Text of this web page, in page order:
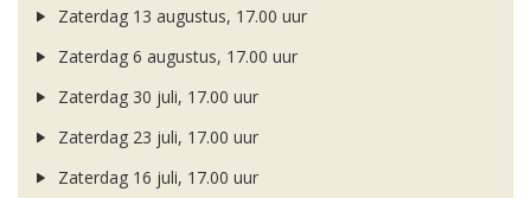
Zaterdag 13 augustus, 17.00 uur
Zaterdag 6 augustus, 17.00 uur
Zaterdag 30 juli, 17.00 uur
Zaterdag 23 juli, 17.00 uur
Zaterdag 16 juli, 17.00 uur